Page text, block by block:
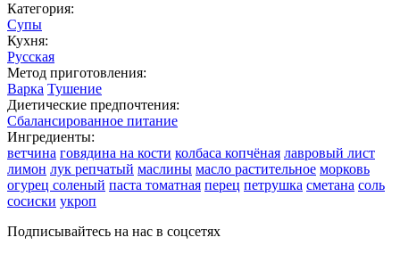
Категория:
Супы
Кухня:
Русская
Метод приготовления:
Варка Тушение
Диетические предпочтения:
Сбалансированное питание
Ингредиенты:
ветчина говядина на кости колбаса копчёная лавровый лист
лимон лук репчатый маслины масло растительное морковь
огурец соленый паста томатная перец петрушка сметана соль
сосиски укроп
Подписывайтесь на нас в соцсетях